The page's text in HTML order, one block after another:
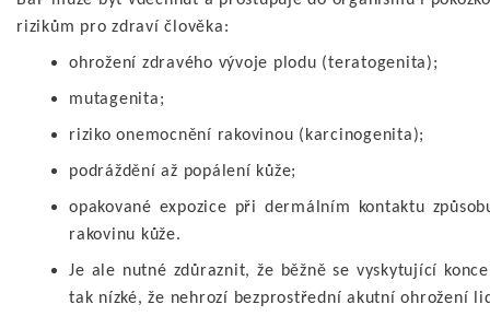
rizikům pro zdraví člověka:
ohrožení zdravého vývoje plodu (teratogenita);
mutagenita;
riziko onemocnění rakovinou (karcinogenita);
podráždění až popálení kůže;
opakované expozice při dermálním kontaktu
rakovinu kůže.
Je ale nutné zdůraznit, že běžně se vyskytující
tak nízké, že nehrozí bezprostřední akutní ohrožení